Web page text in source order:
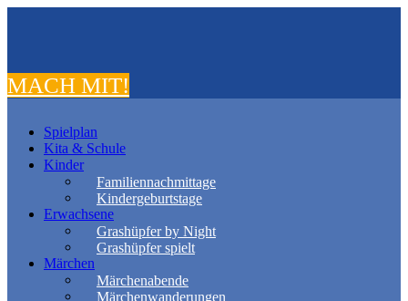
MACH MIT!
Spielplan
Kita & Schule
Kinder
Familiennachmittage
Kindergeburtstage
Erwachsene
Grashüpfer by Night
Grashüpfer spielt
Märchen
Märchenabende
Märchenwanderungen